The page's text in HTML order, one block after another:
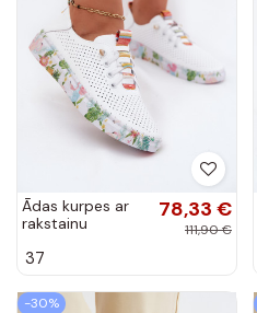
Ādas kurpes ar
rakstainu
58C0597 baltā
78,33 €
111,90 €
37
-30%